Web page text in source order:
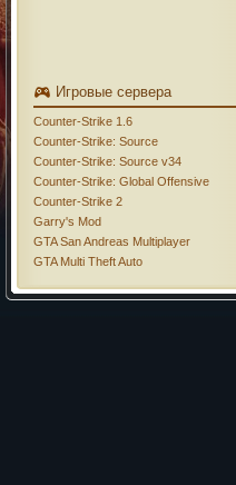
Игровые сервера
Counter-Strike 1.6
Counter-Strike: Source
Counter-Strike: Source v34
Counter-Strike: Global Offensive
Counter-Strike 2
Garry's Mod
GTA San Andreas Multiplayer
GTA Multi Theft Auto